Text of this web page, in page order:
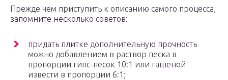
Прежде чем приступить к описанию самого процесса,
запомните несколько советов:
придать плитке дополнительную прочность
можно добавлением в раствор песка в
пропорции гипс-песок 10:1 или гашеной
извести в пропорции 6:1;